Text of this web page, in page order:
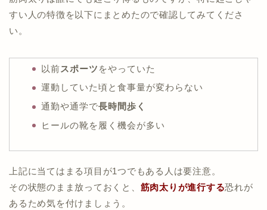
すい人の特徴を以下にまとめたので確認してみてくださ
い。
以前スポーツ をやっていた
運動していた頃と食事量が変わらない
通勤や通学で長時間歩く
ヒールの靴を履く機会が多い
上記に当てはまる項目が1つでもある人は要注意。
その状態のまま放っておくと、 筋肉太りが進行する恐れが
あるため気を付けましょう。